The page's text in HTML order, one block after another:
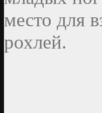
место для
рохлей.